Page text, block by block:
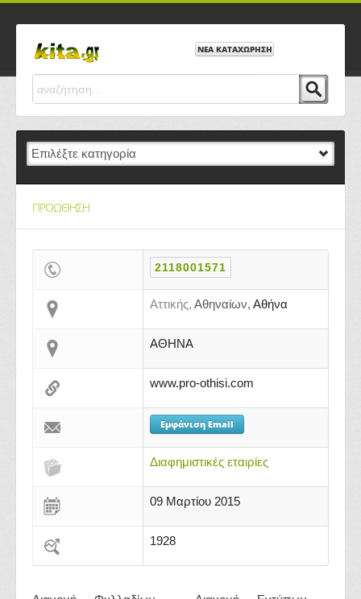
ΝΕΑ ΚΑΤΑΧΩΡΗΣΗ
ΠΡΟΩΘΗΣΗ
2118001571
Αττικής, Αθηναίων, Αθήνα
ΑΘΗΝΑ
www.pro-othisi.com
Εμφάνιση Email
Διαφημιστικές εταιρίες
09 Μαρτίου 2015
1928